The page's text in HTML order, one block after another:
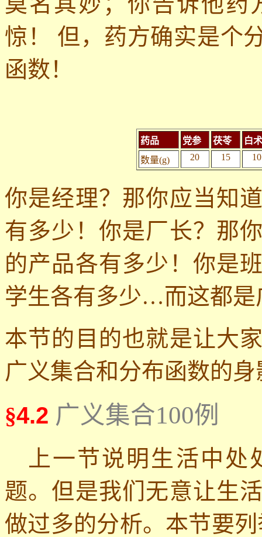
惊！
但，药方确实是个
函数！
药品 党参 茯苓
白术
数量(g) 20 15 10
你是经理？那你应当知
有多少！你是厂长？那
的产品各有多少！你是
学生各有多少…而这都
本节的目的也就是让大
广义集合和分布函数的身
§4.2 广义集合100例
上一节说明生活中
题。但是我们无意让生
做过多的分析。本节要